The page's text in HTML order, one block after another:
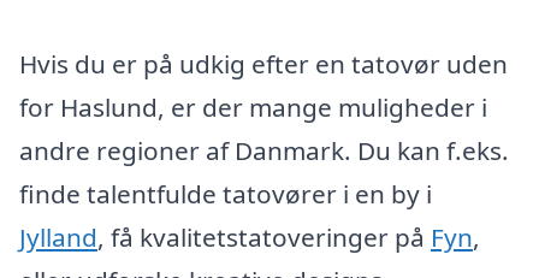
Hvis du er på udkig efter en tatovør uden
for Haslund, er der mange muligheder i
andre regioner af Danmark. Du kan f.eks.
finde talentfulde tatovører i en by i
Jylland, få kvalitetstatoveringer på Fyn,